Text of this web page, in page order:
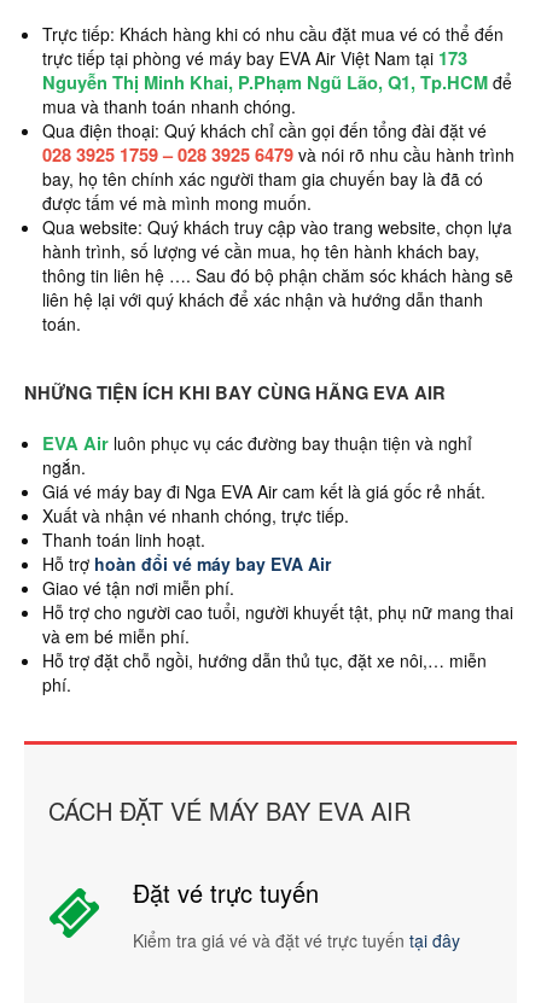
Trực tiếp: Khách hàng khi có nhu cầu đặt mua vé có thể đến
trực tiếp tại phòng vé máy bay EVA Air Việt Nam tại 173
Nguyễn Thị Minh Khai, P.Phạm Ngũ Lão, Q1, Tp.HCM để
mua và thanh toán nhanh chóng.
Qua điện thoại: Quý khách chỉ cần gọi đến tổng đài đặt vé
028 3925 1759 – 028 3925 6479 và nói rõ nhu cầu hành trình
bay, họ tên chính xác người tham gia chuyến bay là đã có
được tấm vé mà mình mong muốn.
Qua website: Quý khách truy cập vào trang website, chọn lựa
hành trình, số lượng vé cần mua, họ tên hành khách bay,
thông tin liên hệ …. Sau đó bộ phận chăm sóc khách hàng sẽ
liên hệ lại với quý khách để xác nhận và hướng dẫn thanh
toán.
NHỮNG TIỆN ÍCH KHI BAY CÙNG HÃNG EVA AIR
EVA Air luôn phục vụ các đường bay thuận tiện và nghỉ
ngắn.
Giá vé máy bay đi Nga EVA Air cam kết là giá gốc rẻ nhất.
Xuất và nhận vé nhanh chóng, trực tiếp.
Thanh toán linh hoạt.
Hỗ trợ hoàn đổi vé máy bay EVA Air
Giao vé tận nơi miễn phí.
Hỗ trợ cho người cao tuổi, người khuyết tật, phụ nữ mang thai
và em bé miễn phí.
Hỗ trợ đặt chỗ ngồi, hướng dẫn thủ tục, đặt xe nôi,… miễn
phí.
CÁCH ĐẶT VÉ MÁY BAY EVA AIR
Đặt vé trực tuyến
Kiểm tra giá vé và đặt vé trực tuyến tại đây